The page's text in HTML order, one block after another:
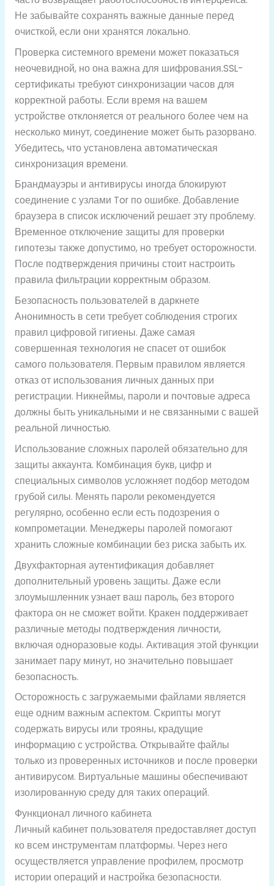
Не забывайте сохранять важные данные перед
очисткой, если они хранятся локально.
Проверка системного времени может показаться
неочевидной, но она важна для шифрования.SSL-
сертификаты требуют синхронизации часов для
корректной работы. Если время на вашем
устройстве отклоняется от реального более чем на
несколько минут, соединение может быть разорвано.
Убедитесь, что установлена автоматическая
синхронизация времени.
Брандмауэры и антивирусы иногда блокируют
соединение с узлами Tor по ошибке. Добавление
браузера в список исключений решает эту проблему.
Временное отключение защиты для проверки
гипотезы также допустимо, но требует осторожности.
После подтверждения причины стоит настроить
правила фильтрации корректным образом.
Безопасность пользователей в даркнете
Анонимность в сети требует соблюдения строгих
правил цифровой гигиены. Даже самая
совершенная технология не спасет от ошибок
самого пользователя. Первым правилом является
отказ от использования личных данных при
регистрации. Никнеймы, пароли и почтовые адреса
должны быть уникальными и не связанными с вашей
реальной личностью.
Использование сложных паролей обязательно для
защиты аккаунта. Комбинация букв, цифр и
специальных символов усложняет подбор методом
грубой силы. Менять пароли рекомендуется
регулярно, особенно если есть подозрения о
компрометации. Менеджеры паролей помогают
хранить сложные комбинации без риска забыть их.
Двухфакторная аутентификация добавляет
дополнительный уровень защиты. Даже если
злоумышленник узнает ваш пароль, без второго
фактора он не сможет войти. Кракен поддерживает
различные методы подтверждения личности,
включая одноразовые коды. Активация этой функции
занимает пару минут, но значительно повышает
безопасность.
Осторожность с загружаемыми файлами является
еще одним важным аспектом. Скрипты могут
содержать вирусы или трояны, крадущие
информацию с устройства. Открывайте файлы
только из проверенных источников и после проверки
антивирусом. Виртуальные машины обеспечивают
изолированную среду для таких операций.
Функционал личного кабинета
Личный кабинет пользователя предоставляет доступ
ко всем инструментам платформы. Через него
осуществляется управление профилем, просмотр
истории операций и настройка безопасности.